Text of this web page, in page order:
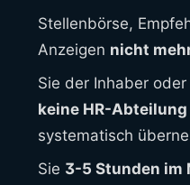
Stellenbörse,
Anzeigen nicht
Sie der Inhaber
keine HR-Abteilung
systematisch
Sie 3-5 Stunden im